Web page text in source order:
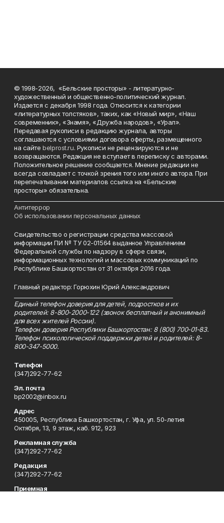
© 1998-2026, «Бельские просторы» - литературно-
художественный и общественно-политический журнал.
Издается с декабря 1998 года. Относится к категории
«литературных толстяков», таких, как «Новый мир», «Наш
современник», «Знамя», «Дружба народов», «Урал».
Передавая рукописи в редакцию журнала, авторы
соглашаются с условиями договора оферты, размещенного
на сайтеbelprost.ru. Рукописи не рецензируются и не
возвращаются. Редакция не вступает в переписку с авторами.
Положительное решение сообщается. Мнение редакции не
всегда совпадает с точкой зрения того или иного автора. При
перепечатывании материалов ссылка на «Бельские
просторы» обязательна.
Антитеррор
Об использовании персональных данных
Свидетельство о регистрации средства массовой
информации ПИ № ТУ 02-01564 выданное Управлением
Федеральной службы по надзору в сфере связи,
информационных технологий и массовых коммуникаций по
Республике Башкортостан от 31 октября 2016 года.
Главный редактор: Горюхин Юрий Александрович
Единый телефон доверия для детей, подростков и их
родителей: 8-800-2000-122 (звонок бесплатный и анонимный
для всех жителей России).
Телефон доверия Республики Башкортостан: 8 (800) 700-01-83.
Телефон психологической поддержки детей и родителей: 8-
800-347-5000.
Телефон
(347)292-77-62
Эл. почта
bp2002@inbox.ru
Адрес
450005, Республика Башкортостан, г. Уфа, ул. 50-летия
Октября, 13, 9 этаж, каб. 912, 923
Рекламная служба
(347)292-77-62
Редакция
(347)292-77-62
Приемная